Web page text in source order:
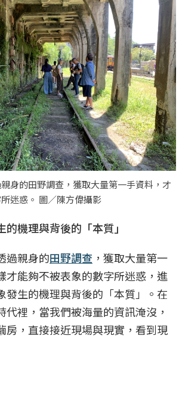
身的田野調查，獲取大量第一手資料，才
迷惑。 圖／陳方偉攝影
機理與背後的「本質」
過親身的田野調查 ，獲取大量第一
才能夠不被表象的數字所迷惑，進
發生的機理與背後的「本質」。在
代裡，當我們被海量的資訊淹沒，
房，直接接近現場與現實，看到現